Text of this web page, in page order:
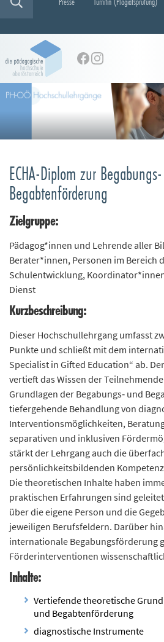
ECHA-Diplom zur
Begabtenförderung
Zielgruppe:
Pädagog*innen und Lehrende aller
Berater*innen, Personen im Bereich
Schulentwicklung,
Dienst
Kurzbeschreibung:
Dieser Hochschullehrgang umfasst
Punkte und schließt mit dem
Specialist in Gifted Education“ ab.
vertieft das Wissen der
Grundlagen der Begabungs‐ und
tiefergehende Behandlung von
Interventionsmöglichkeiten,
separativen und inklusiven
stärkt der Lehrgang auch die
persönlichkeitsbildenden
Die theoretischen Inhalte haben
praktischen Erfahrungen sind
über die eigene Person und die
jeweiligen Berufsfeldern. Darüber
internationale Begabungsförderung
Förderinterventionen
Inhalte:
Vertiefende theoretische
und Begabtenförderung
diagnostische Instrumente